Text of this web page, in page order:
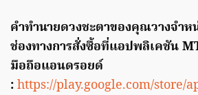
คำทำนายดวงชะตาของคุณวางจำ
ช่องทางการสั่งซื้อที่แอปพลิเคชัน
มือถือแอนดรอยด์
:https://play.google.com/store/